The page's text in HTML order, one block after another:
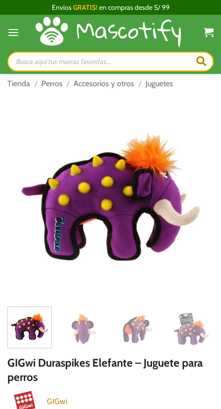
al
contenido
EnvíosGRATIS! en compras desde S/ 99
Búsqueda
de
productos
Tienda / Perros / Accesorios y otros / Juguetes
GIGwi Duraspikes Elefante – Juguete para
perros
GIGwi